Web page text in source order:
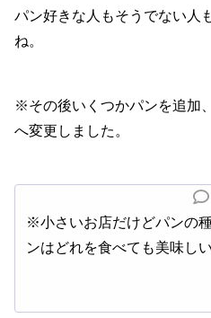
パン好きな人もそうでない人
ね。
※その後いくつかパンを追
へ変更しました。
※小さいお店だけどパンの
ンはどれを食べても美味しい